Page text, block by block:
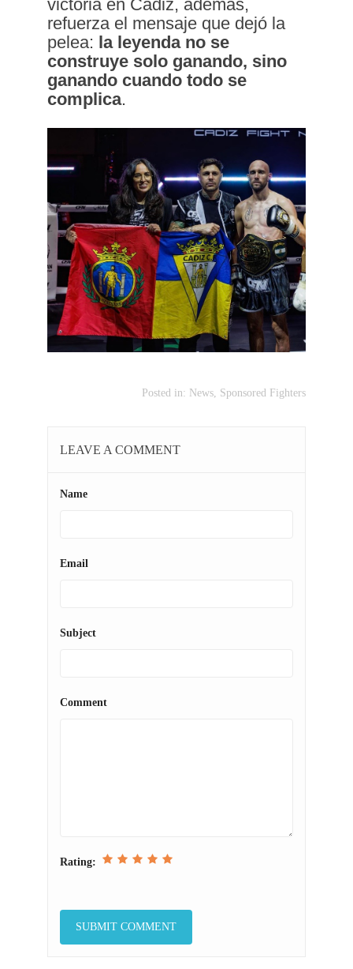
victoria en Cádiz, además,
refuerza el mensaje que dejó la
pelea: la leyenda no se
construye solo ganando, sino
ganando cuando todo se
complica.
Posted in: News Sponsored Fighters
LEAVE A COMMENT
Name
Email
Subject
Comment
Rating: